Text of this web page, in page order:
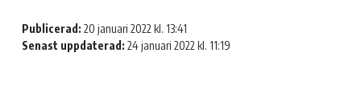
Publicerad: 20 januari 2022 kl. 13:41
Senast uppdaterad: 24 januari 2022 kl. 11:19